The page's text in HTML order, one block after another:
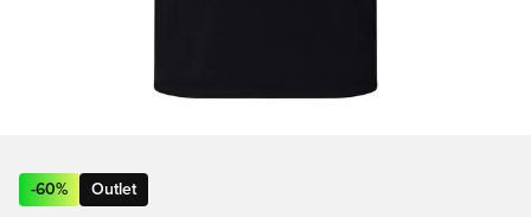
-60% Outlet